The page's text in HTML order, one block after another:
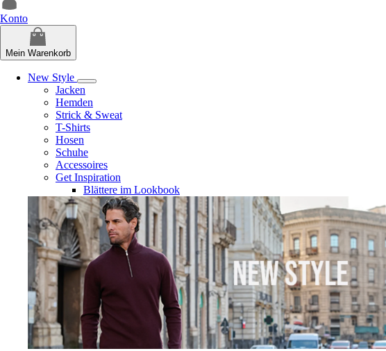
Konto
Mein Warenkorb
New Style
Jacken
Hemden
Strick & Sweat
T-Shirts
Hosen
Schuhe
Accessoires
Get Inspiration
Blättere im Lookbook